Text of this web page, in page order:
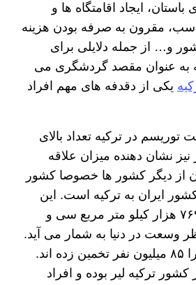
ایجاد اقامتگاه ها و
مقرون به صرفه بودن هزینه
و… از جمله دلایلی برای
به عنوان مقصد گردشگری می
یکی از دقدفه های مهم افراد
توریسم در ترکیه تعداد بالای
نشان دهنده میزان علاقه
از دیگر کشور ها خصوصا کشور
ایران به ترکیه است. این
کشور با مساحتی ۷۶۹ هزار کیلو متر مربع سی و
وسعت در دنیا به شمار می آید.
جمعیت این کشور را ۸۵ میلیون نفر تخمین زده اند.
ترکیه لیر بوده و افراد